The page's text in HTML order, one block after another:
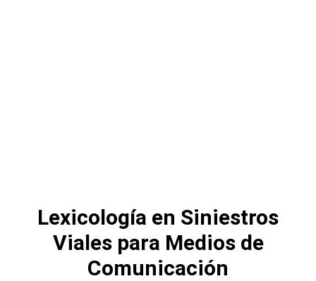
Lexicología en Siniestros
Viales para Medios de
Comunicación